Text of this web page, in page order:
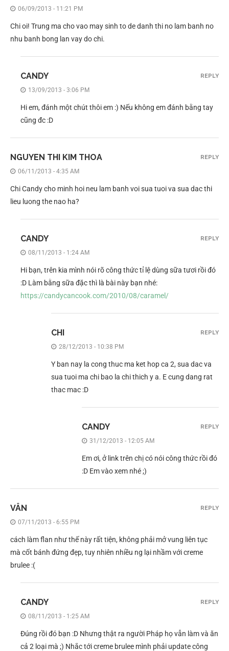
06/09/2013 - 11:21 PM
Chi oi! Trung ma cho vao may sinh to de danh thi no lam banh no
nhu banh bong lan vay do chi.
CANDY
13/09/2013 - 3:06 PM
Hi em, đánh một chút thôi em :) Nếu không em đánh bằng tay
cũng đc :D
REPLY
NGUYEN THI KIM THOA
06/11/2013 - 4:35 AM
Chi Candy cho minh hoi neu lam banh voi sua tuoi va sua dac thi
lieu luong the nao ha?
REPLY
CANDY
08/11/2013 - 1:24 AM
Hi bạn, trên kia mình nói rõ công thức tỉ lệ dùng sữa tươi rồi đó
:D Làm bằng sữa đặc thì là bài này bạn nhé:
https://candycancook.com/2010/08/caramel/
REPLY
CHI
28/12/2013 - 10:38 PM
Y ban nay la cong thuc ma ket hop ca 2, sua dac va
sua tuoi ma chi bao la chi thich y a. E cung dang rat
thac mac :D
REPLY
CANDY
31/12/2013 - 12:05 AM
Em ơi, ở link trên chị có nói công thức rồi đó
:D Em vào xem nhé ;)
REPLY
VÂN
07/11/2013 - 6:55 PM
cách làm flan như thế này rất tiện, không phải mở vung liên tục
mà cốt bánh đứng đẹp, tuy nhiên nhiều ng lại nhầm với creme
brulee :(
REPLY
CANDY
08/11/2013 - 1:25 AM
Đúng rồi đó bạn :D Nhưng thật ra người Pháp họ vẫn làm và ăn
cả 2 loại mà ;) Nhắc tới creme brulee mình phải update công
REPLY